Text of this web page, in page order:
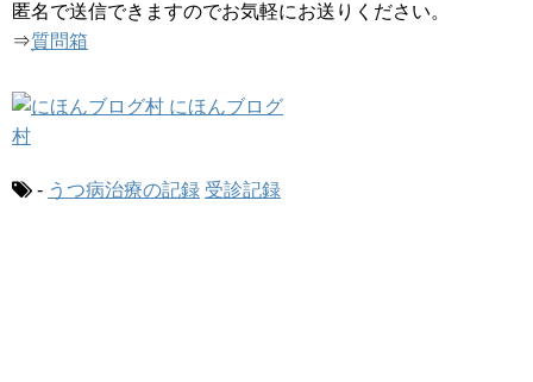
匿名で送信できますのでお気軽にお送りください。
⇒質問箱
- うつ病治療の記録 受診記録